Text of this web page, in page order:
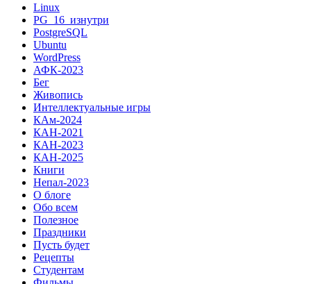
Linux
PG_16_изнутри
PostgreSQL
Ubuntu
WordPress
АФК-2023
Бег
Живопись
Интеллектуальные игры
КАм-2024
КАН-2021
КАН-2023
КАН-2025
Книги
Непал-2023
О блоге
Обо всем
Полезное
Праздники
Пусть будет
Рецепты
Студентам